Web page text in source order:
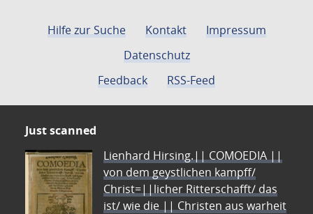
Hilfe zur Suche Kontakt
Impressum
Datenschutz
Feedback
RSS-Feed
Just scanned
Lienhard Hirsing.|| COMOEDIA ||
von dem geystlichen kampff/
Christ=||licher Ritterschafft/ das
ist/ wie die || Christen aus warheit